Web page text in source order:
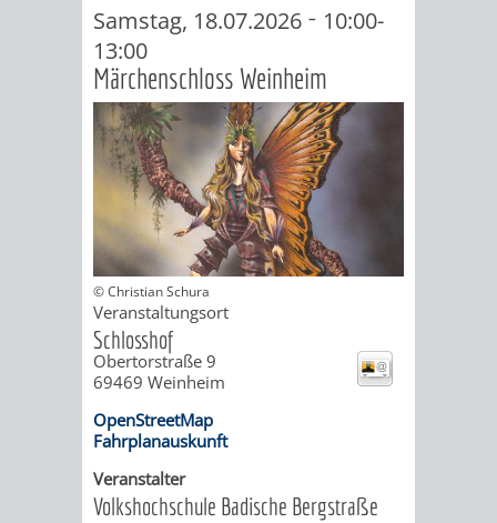
STADTVEREINE
VEREINEHILFREICHE
Samstag, 18.07.2026 - 10:00-
13:00
Märchenschloss Weinheim
© Christian Schura
Veranstaltungsort
Schlosshof
Obertorstraße 9
69469 Weinheim
OpenStreetMap
Fahrplanauskunft
Veranstalter
Volkshochschule Badische Bergstraße